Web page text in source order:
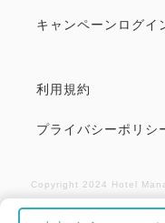
ております。
☆お食事券、チケッ
☆ビーチセット、お
り、当日先着順とな
キャンペーンログイ
利用規約
プライバシーポリシ
Copyright 2024 Hotel